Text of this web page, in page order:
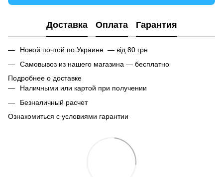
Доставка Оплата Гарантия
Новой почтой по Украине — від 80 грн
Самовывоз из нашего магазина — бесплатно
Подробнее о доставке
Наличными или картой при получении
Безналичный расчет
Ознакомиться с условиями гарантии